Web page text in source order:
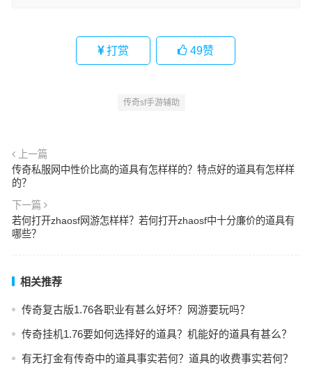
打赏 49赞
传奇sf手游辅助
上一篇
传奇私服网中性价比高的道具有怎样样的？特点好的道具有怎样样
的？
下一篇
若何打开zhaosf网游怎样样？若何打开zhaosf中十分廉价的道具有
哪些？
相关推荐
传奇复古版1.76各职业有甚么好坏？网游要玩吗？
传奇挂机1.76要如何选择好的道具？机能好的道具有甚么？
有无打金有传奇中的道具事实若何？道具的收费事实若何？